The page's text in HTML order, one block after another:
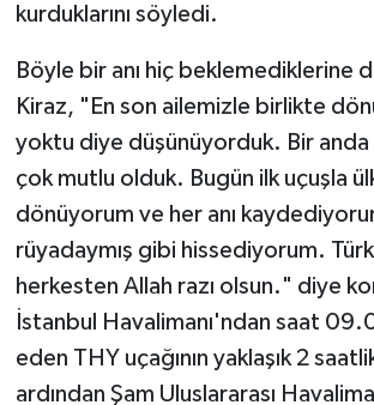
kurduklarını söyledi.
Böyle bir anı hiç beklemediklerine
Kiraz, "En son ailemizle birlikte
yoktu diye düşünüyorduk. Bir anda
çok mutlu olduk. Bugün ilk uçuşla
dönüyorum ve her anı
rüyadaymış gibi hissediyorum.
herkesten Allah razı olsun." diye
İstanbul Havalimanı'ndan saat
eden THY uçağının yaklaşık 2
ardından Şam Uluslararası